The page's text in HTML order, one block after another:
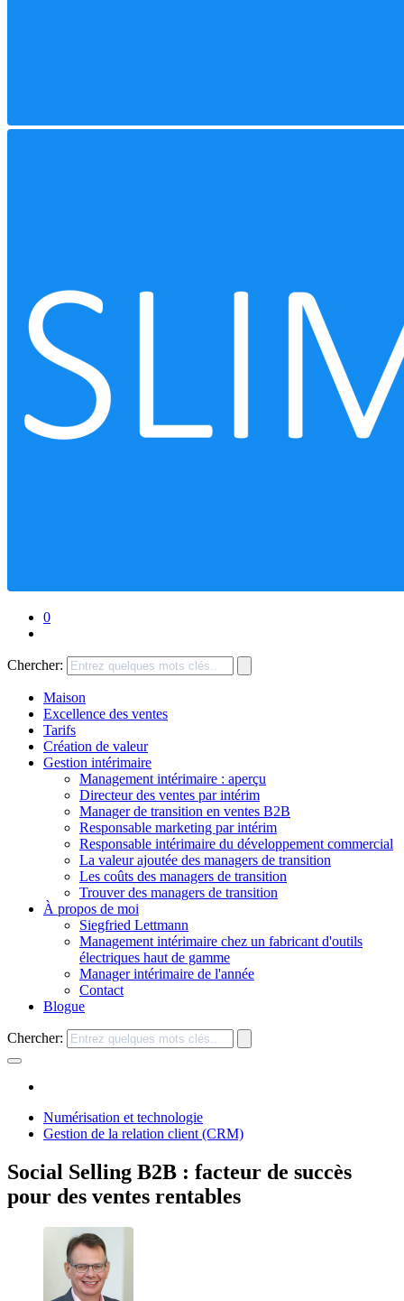
0
Chercher:
Maison
Excellence des ventes
Tarifs
Création de valeur
Gestion intérimaire
Management intérimaire : aperçu
Directeur des ventes par intérim
Manager de transition en ventes B2B
Responsable marketing par intérim
Responsable intérimaire du développement commercial
La valeur ajoutée des managers de transition
Les coûts des managers de transition
Trouver des managers de transition
À propos de moi
Siegfried Lettmann
Management intérimaire chez un fabricant d'outils
électriques haut de gamme
Manager intérimaire de l'année
Contact
Blogue
Chercher:
Numérisation et technologie
Gestion de la relation client (CRM)
Social Selling B2B : facteur de succès
pour des ventes rentables